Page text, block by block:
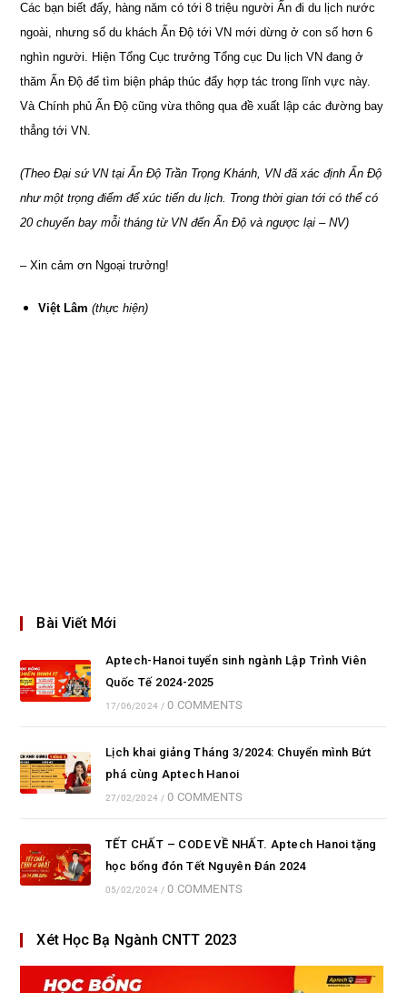
Các bạn biết đấy, hàng năm có tới 8 triệu người Ấn đi du lịch nước
ngoài, nhưng số du khách Ấn Độ tới VN mới dừng ở con số hơn 6
nghìn người. Hiện Tổng Cục trưởng Tổng cục Du lịch VN đang ở
thăm Ấn Độ để tìm biện pháp thúc đẩy hợp tác trong lĩnh vực này.
Và Chính phủ Ấn Độ cũng vừa thông qua đề xuất lập các đường bay
thẳng tới VN.
(Theo Đại sứ VN tại Ấn Độ Trần Trọng Khánh, VN đã xác định Ấn Độ
như một trọng điểm để xúc tiến du lịch. Trong thời gian tới có thể có
20 chuyến bay mỗi tháng từ VN đến Ấn Độ và ngược lại – NV)
– Xin cảm ơn Ngoại trưởng!
Việt Lâm (thực hiện)
Bài Viết Mới
Aptech-Hanoi tuyển sinh ngành Lập Trình Viên
Quốc Tế 2024-2025
17/06/2024 / 0 COMMENTS
Lịch khai giảng Tháng 3/2024: Chuyển mình Bứt
phá cùng Aptech Hanoi
27/02/2024 / 0 COMMENTS
TẾT CHẤT – CODE VỀ NHẤT. Aptech Hanoi tặng
học bổng đón Tết Nguyên Đán 2024
05/02/2024 / 0 COMMENTS
Xét Học Bạ Ngành CNTT 2023